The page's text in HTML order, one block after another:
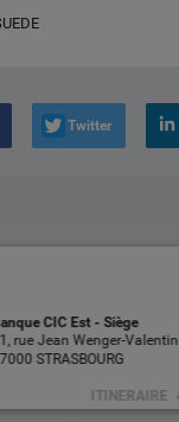
Twitter
CIC Est - Siège
rue Jean Wenger-Valentin
STRASBOURG
ITINERAIRE